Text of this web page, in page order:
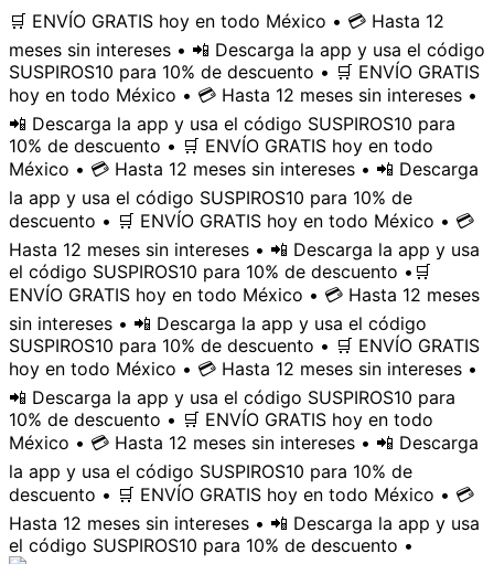
🛒 ENVÍO GRATIS hoy en todo México • 💳 Hasta 12
meses sin intereses • 📲 Descarga la app y usa el código
SUSPIROS10 para 10% de descuento • 🛒 ENVÍO GRATIS
hoy en todo México • 💳 Hasta 12 meses sin intereses •
📲 Descarga la app y usa el código SUSPIROS10 para
10% de descuento • 🛒 ENVÍO GRATIS hoy en todo
México • 💳 Hasta 12 meses sin intereses • 📲 Descarga
la app y usa el código SUSPIROS10 para 10% de
descuento • 🛒 ENVÍO GRATIS hoy en todo México • 💳
Hasta 12 meses sin intereses • 📲 Descarga la app y usa
el código SUSPIROS10 para 10% de descuento • 🛒
ENVÍO GRATIS hoy en todo México • 💳 Hasta 12 meses
sin intereses • 📲 Descarga la app y usa el código
SUSPIROS10 para 10% de descuento • 🛒 ENVÍO GRATIS
hoy en todo México • 💳 Hasta 12 meses sin intereses •
📲 Descarga la app y usa el código SUSPIROS10 para
10% de descuento • 🛒 ENVÍO GRATIS hoy en todo
México • 💳 Hasta 12 meses sin intereses • 📲 Descarga
la app y usa el código SUSPIROS10 para 10% de
descuento • 🛒 ENVÍO GRATIS hoy en todo México • 💳
Hasta 12 meses sin intereses • 📲 Descarga la app y usa
el código SUSPIROS10 para 10% de descuento •